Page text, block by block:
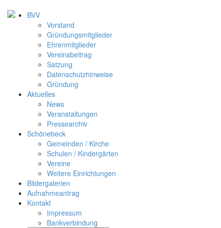
BVV
Vorstand
Gründungsmitglieder
Ehrenmitglieder
Vereinsbeitrag
Satzung
Datenschutzhinweise
Gründung
Aktuelles
News
Veranstaltungen
Pressearchiv
Schönebeck
Gemeinden / Kirche
Schulen / Kindergärten
Vereine
Weitere Einrichtungen
Bildergalerien
Aufnahmeantrag
Kontakt
Impressum
Bankverbindung